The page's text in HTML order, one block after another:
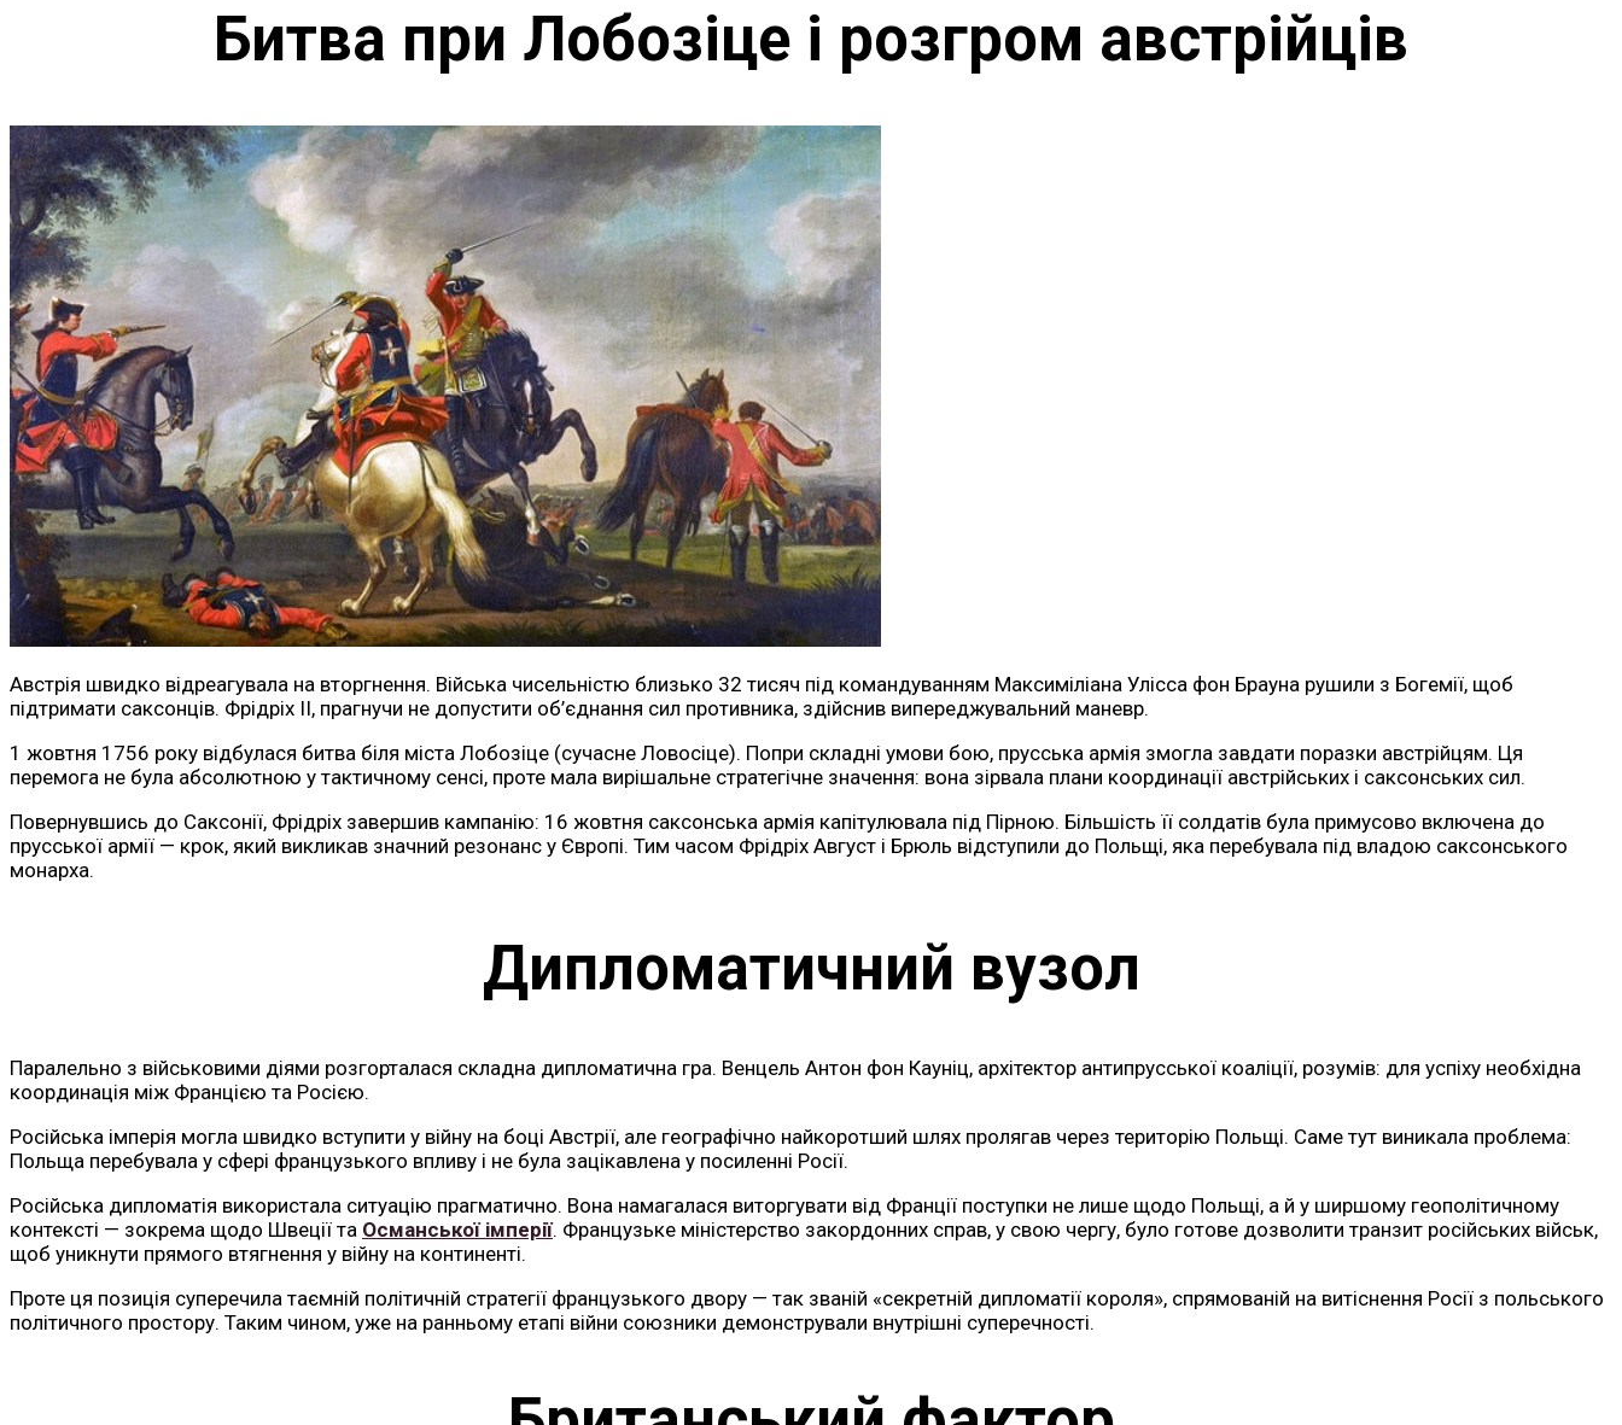
Битва при Лобозіце і розгром австрійців
Австрія швидко відреагувала на вторгнення. Війська чисельністю близько 32 тисяч під командуванням Максиміліана Улісса фон Брауна рушили з Богемії, щоб
підтримати саксонців. Фрідріх II, прагнучи не допустити об’єднання сил противника, здійснив випереджувальний маневр.
1 жовтня 1756 року відбулася битва біля міста Лобозіце (сучасне Ловосіце). Попри складні умови бою, прусська армія змогла завдати поразки австрійцям. Ця
перемога не була абсолютною у тактичному сенсі, проте мала вирішальне стратегічне значення: вона зірвала плани координації австрійських і саксонських сил.
Повернувшись до Саксонії, Фрідріх завершив кампанію: 16 жовтня саксонська армія капітулювала під Пірною. Більшість її солдатів була примусово включена до
прусської армії — крок, який викликав значний резонанс у Європі. Тим часом Фрідріх Август і Брюль відступили до Польщі, яка перебувала під владою саксонського
монарха.
Дипломатичний вузол
Паралельно з військовими діями розгорталася складна дипломатична гра. Венцель Антон фон Кауніц, архітектор антипрусської коаліції, розумів: для успіху необхідна
координація між Францією та Росією.
Російська імперія могла швидко вступити у війну на боці Австрії, але географічно найкоротший шлях пролягав через територію Польщі. Саме тут виникала проблема:
Польща перебувала у сфері французького впливу і не була зацікавлена у посиленні Росії.
Російська дипломатія використала ситуацію прагматично. Вона намагалася виторгувати від Франції поступки не лише щодо Польщі, а й у ширшому геополітичному
контексті — зокрема щодо Швеції та Османської імперії. Французьке міністерство закордонних справ, у свою чергу, було готове дозволити транзит російських військ,
щоб уникнути прямого втягнення у війну на континенті.
Проте ця позиція суперечила таємній політичній стратегії французького двору — так званій «секретній дипломатії короля», спрямованій на витіснення Росії з польського
політичного простору. Таким чином, уже на ранньому етапі війни союзники демонстрували внутрішні суперечності.